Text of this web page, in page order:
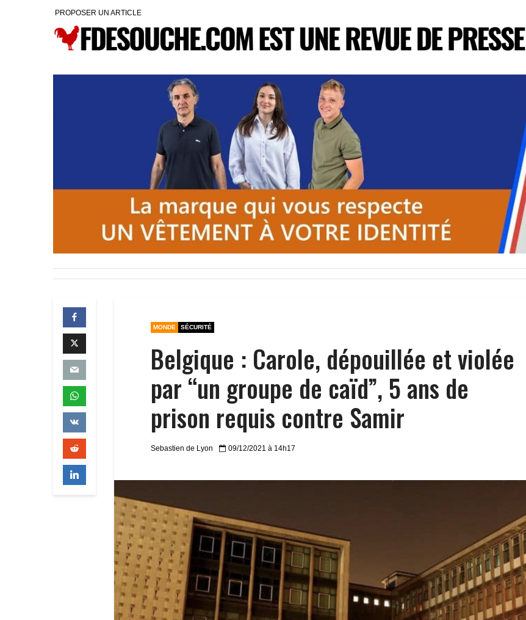
PROPOSER UN ARTICLE
MONDE SÉCURITÉ
Belgique : Carole, dépouillée et violée
par “un groupe de caïd”, 5 ans de
prison requis contre Samir
Sebastien de Lyon 09/12/2021 à 14h17